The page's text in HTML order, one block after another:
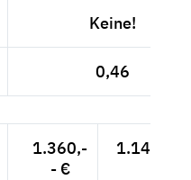
Keine!
0,46
1.360,-
- €
1.142,86